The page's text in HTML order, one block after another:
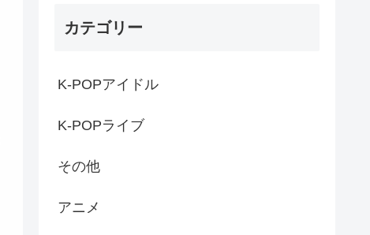
カテゴリー
K-POPアイドル
K-POPライブ
その他
アニメ